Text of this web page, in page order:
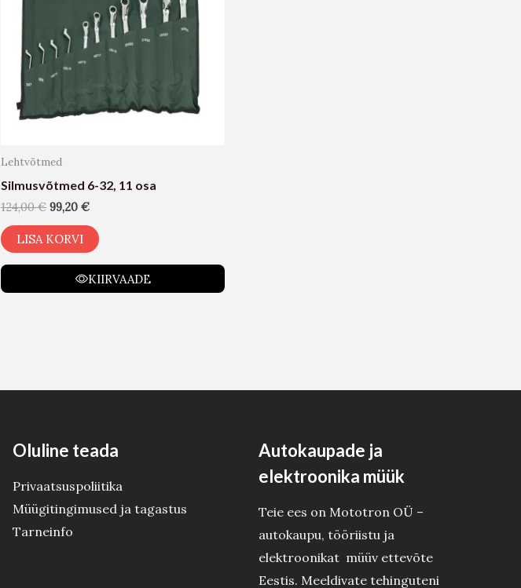
Lehtvõtmed
Silmusvõtmed 6-32, 11 osa
124,00€ 99,20 €
LISA KORVI
KIIRVAADE
Oluline teada
Privaatsuspoliitika
Müügitingimused ja tagastus
Tarneinfo
Autokaupade ja
elektroonika müük
Teie ees on Mototron OÜ –
autokaupu, tööriistu ja
elektroonikat müüv ettevõte
Eestis. Meeldivate tehinguteni